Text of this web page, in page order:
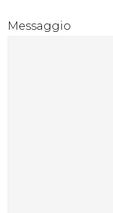
Messaggio